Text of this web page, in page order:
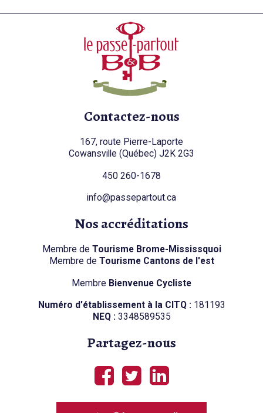
Contactez-nous
167, route Pierre-Laporte
Cowansville (Québec) J2K 2G3
450 260-1678
info@passepartout.ca
Nos accréditations
Membre de Tourisme Brome-Mississquoi
Membre de Tourisme Cantons de l'est
Membre Bienvenue Cycliste
Numéro d'établissement à la CITQ : 181193
NEQ : 3348589535
Partagez-nous